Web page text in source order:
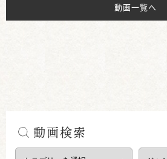
動画一覧へ
動画検索